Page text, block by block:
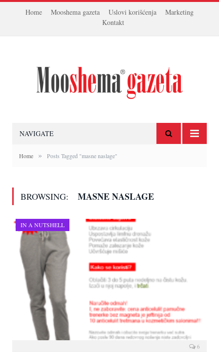
Home Mooshema gazeta Uslovi korišćenja
Marketing
Kontakt
NAVIGATE
Home » Posts Tagged "masne naslage"
BROWSING: MASNE NASLAGE
IN A NUTSHELL
6